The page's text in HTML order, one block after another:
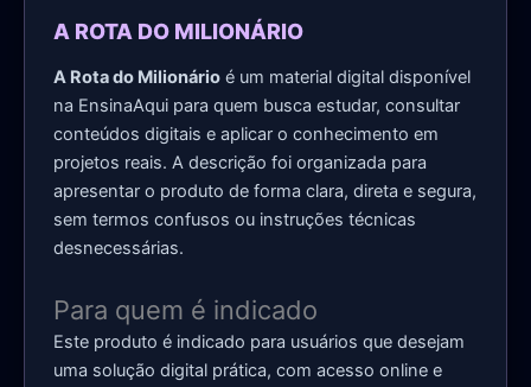
A ROTA DO MILIONÁRIO
A Rota do Milionário é um material digital disponível
na EnsinaAqui para quem busca estudar, consultar
conteúdos digitais e aplicar o conhecimento em
projetos reais. A descrição foi organizada para
apresentar o produto de forma clara, direta e segura,
sem termos confusos ou instruções técnicas
desnecessárias.
Para quem é indicado
Este produto é indicado para usuários que desejam
uma solução digital prática, com acesso online e